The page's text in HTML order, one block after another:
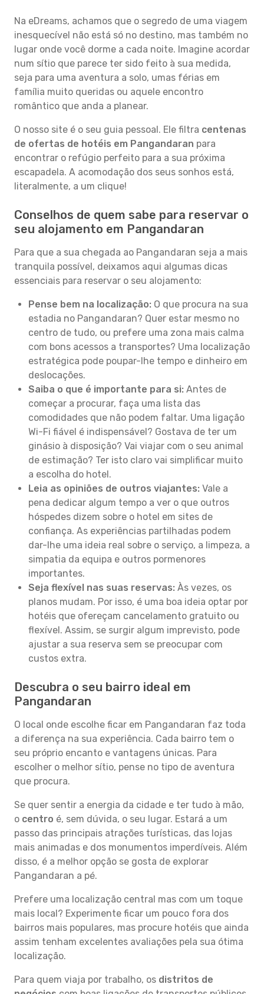
Na eDreams, achamos que o segredo de uma viagem
inesquecível não está só no destino, mas também no
lugar onde você dorme a cada noite. Imagine acordar
num sítio que parece ter sido feito à sua medida,
seja para uma aventura a solo, umas férias em
família muito queridas ou aquele encontro
romântico que anda a planear.
O nosso site é o seu guia pessoal. Ele filtra centenas
de ofertas de hotéis em Pangandaran para
encontrar o refúgio perfeito para a sua próxima
escapadela. A acomodação dos seus sonhos está,
literalmente, a um clique!
Conselhos de quem sabe para reservar o
seu alojamento em Pangandaran
Para que a sua chegada ao Pangandaran seja a mais
tranquila possível, deixamos aqui algumas dicas
essenciais para reservar o seu alojamento:
Pense bem na localização: O que procura na sua
estadia no Pangandaran? Quer estar mesmo no
centro de tudo, ou prefere uma zona mais calma
com bons acessos a transportes? Uma localização
estratégica pode poupar-lhe tempo e dinheiro em
deslocações.
Saiba o que é importante para si: Antes de
começar a procurar, faça uma lista das
comodidades que não podem faltar. Uma ligação
Wi-Fi fiável é indispensável? Gostava de ter um
ginásio à disposição? Vai viajar com o seu animal
de estimação? Ter isto claro vai simplificar muito
a escolha do hotel.
Leia as opiniões de outros viajantes: Vale a
pena dedicar algum tempo a ver o que outros
hóspedes dizem sobre o hotel em sites de
confiança. As experiências partilhadas podem
dar-lhe uma ideia real sobre o serviço, a limpeza, a
simpatia da equipa e outros pormenores
importantes.
Seja flexível nas suas reservas: Às vezes, os
planos mudam. Por isso, é uma boa ideia optar por
hotéis que ofereçam cancelamento gratuito ou
flexível. Assim, se surgir algum imprevisto, pode
ajustar a sua reserva sem se preocupar com
custos extra.
Descubra o seu bairro ideal em
Pangandaran
O local onde escolhe ficar em Pangandaran faz toda
a diferença na sua experiência. Cada bairro tem o
seu próprio encanto e vantagens únicas. Para
escolher o melhor sítio, pense no tipo de aventura
que procura.
Se quer sentir a energia da cidade e ter tudo à mão,
o centro é, sem dúvida, o seu lugar. Estará a um
passo das principais atrações turísticas, das lojas
mais animadas e dos monumentos imperdíveis. Além
disso, é a melhor opção se gosta de explorar
Pangandaran a pé.
Prefere uma localização central mas com um toque
mais local? Experimente ficar um pouco fora dos
bairros mais populares, mas procure hotéis que ainda
assim tenham excelentes avaliações pela sua ótima
localização.
Para quem viaja por trabalho, os distritos de